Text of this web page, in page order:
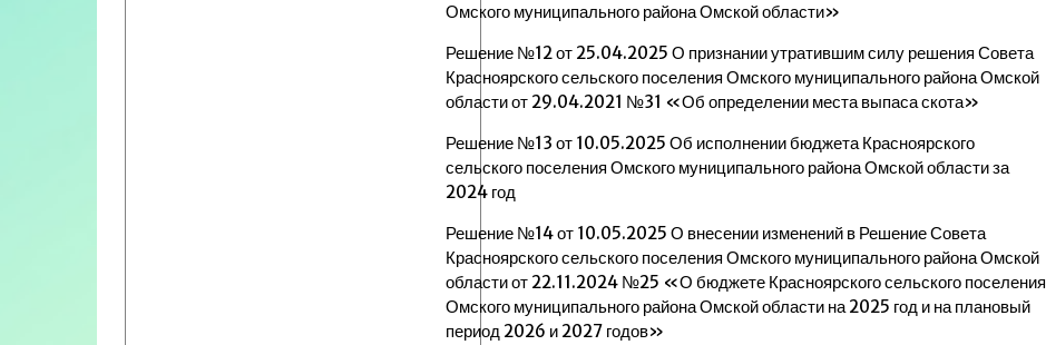
Омского муниципального района Омской области»
Решение №12 от 25.04.2025 О признании утратившим силу решения Совета
Красноярского сельского поселения Омского муниципального района Омской
области от 29.04.2021 №31 «Об определении места выпаса скота»
Решение №13 от 10.05.2025 Об исполнении бюджета Красноярского
сельского поселения Омского муниципального района Омской области за
2024 год
Решение №14 от 10.05.2025 О внесении изменений в Решение Совета
Красноярского сельского поселения Омского муниципального района Омской
области от 22.11.2024 №25 «О бюджете Красноярского сельского поселения
Омского муниципального района Омской области на 2025 год и на плановый
период 2026 и 2027 годов»